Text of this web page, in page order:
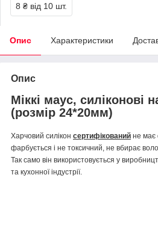
8 ₴ від 10 шт.
Опис Характеристики
Опис
Міккі маус, силіконові
(розмір 24*20мм)
Харчовий силікон сертифікований не має
фарбується і не токсичний, не вбирає
Так само він використовується у
та кухонної індустрії.